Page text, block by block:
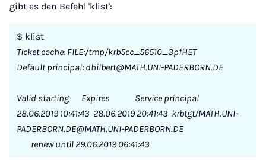
gibt es den Befehl 'klist':
$ klist
Ticket cache: FILE:/tmp/krb5cc_56510_3pfHET
Default principal: dhilbert@MATH.UNI-PADERBORN.DE
Valid starting Expires Service principal
28.06.2019 10:41:43 28.06.2019 20:41:43 krbtgt/MATH.UNI-
PADERBORN.DE@MATH.UNI-PADERBORN.DE
renew until 29.06.2019 06:41:43